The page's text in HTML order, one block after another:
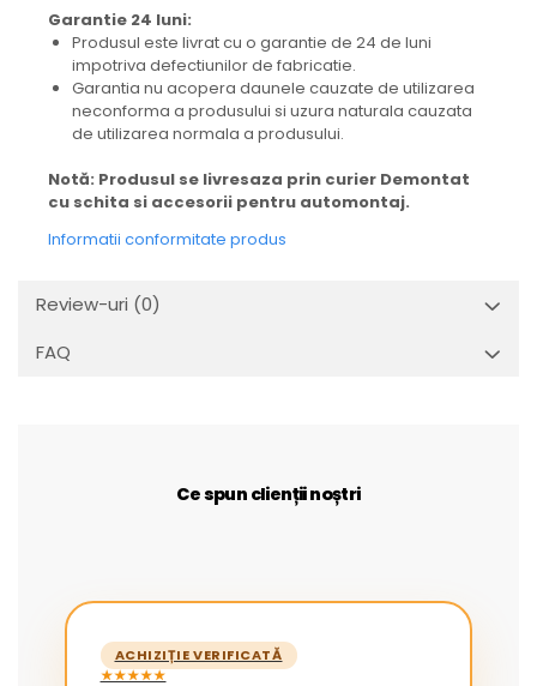
Garantie 24 luni:
Produsul este livrat cu o garantie de 24 de luni
impotriva defectiunilor de fabricatie.
Garantia nu acopera daunele cauzate de utilizarea
neconforma a produsului si uzura naturala cauzata
de utilizarea normala a produsului.
Notă: Produsul se livresaza prin curier Demontat
cu schita si accesorii pentru automontaj.
Informatii conformitate produs
Review-uri (0)
FAQ
Ce spun clienții noștri
ACHIZIȚIE VERIFICATĂ
★★★★★